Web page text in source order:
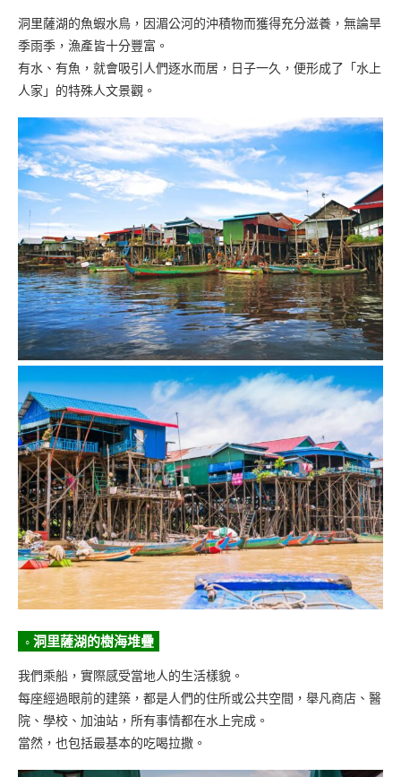
洞里薩湖的魚蝦水鳥，因湄公河的沖積物而獲得充分滋養，無論旱
季雨季，漁產皆十分豐富。
有水、有魚，就會吸引人們逐水而居，日子一久，便形成了「水上
人家」的特殊人文景觀。
◦ 洞里薩湖的樹海堆疊
我們乘船，實際感受當地人的生活樣貌。
每座經過眼前的建築，都是人們的住所或公共空間，舉凡商店、醫
院、學校、加油站，所有事情都在水上完成。
當然，也包括最基本的吃喝拉撒。